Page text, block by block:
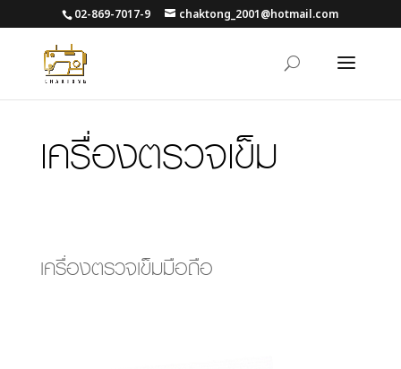
02-869-7017-9 chaktong_2001@hotmail.com
เครื่องตรวจเข็ม
เครื่องตรวจเข็มมือถือ